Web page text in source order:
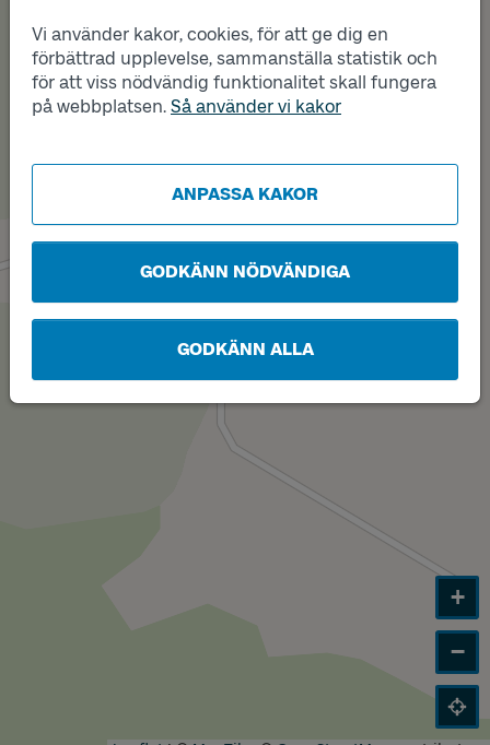
Vi använder kakor, cookies, för att ge dig en
förbättrad upplevelse, sammanställa statistik och
för att viss nödvändig funktionalitet skall fungera
på webbplatsen. Så använder vi kakor
ANPASSA KAKOR
GODKÄNN NÖDVÄNDIGA
GODKÄNN ALLA
Läge
A
+
−